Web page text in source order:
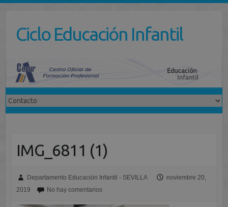
contenidoCiclo Educación Infantil
IMG_6811 (1)
Departamento Educación Infantil - SEVILLA
noviembre 20,
2019
No hay comentarios